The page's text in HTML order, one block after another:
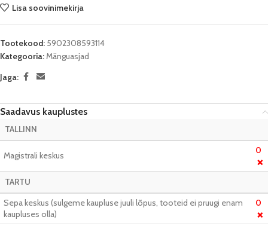
Lisa soovinimekirja
Tootekood: 5902308593114
Kategooria:Mänguasjad
Jaga:
Saadavus kauplustes
TALLINN
Magistrali keskus 0
❌
TARTU
Sepa keskus (sulgeme kaupluse juuli lõpus, tooteid ei pruugi enam
kaupluses olla)
0
❌